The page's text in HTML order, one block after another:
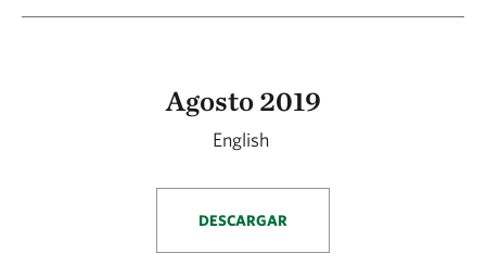
Agosto 2019
English
DESCARGAR